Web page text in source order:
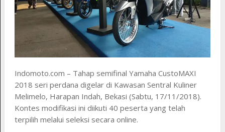
Indomoto.com – Tahap semifinal Yamaha CustoMAXI
2018 seri perdana digelar di Kawasan Sentral Kuliner
Melimelo, Harapan Indah, Bekasi (Sabtu, 17/11/2018).
Kontes modifikasi ini diikuti 40 peserta yang telah
terpilih melalui seleksi secara online.